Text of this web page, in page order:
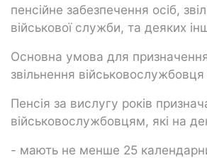
пенсійне забезпечення осіб,
військової служби, та деяких
Основна умова для
звільнення
Пенсія за вислугу років
військовослужбовцям, які на
- мають не менше 25